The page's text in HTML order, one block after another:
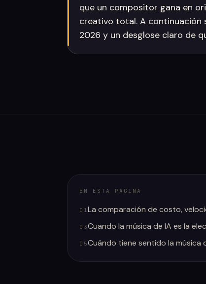
que un compositor gana en
creativo total. A continuación
2026 y un desglose claro de
EN ESTA PÁGINA
01La comparación de costo,
03Cuando la música de IA es la
05Cuándo tiene sentido la música